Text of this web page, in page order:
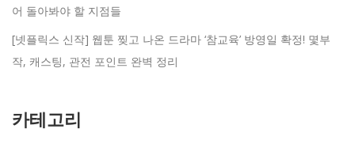
어 돌아봐야 할 지점들
[넷플릭스 신작] 웹툰 찢고 나온 드라마 ‘참교육’ 방영일 확정! 몇부
작, 캐스팅, 관전 포인트 완벽 정리
카테고리